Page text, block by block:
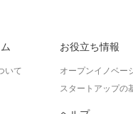
いて
お役立ち情報
オープンイノベー
スタートアップの